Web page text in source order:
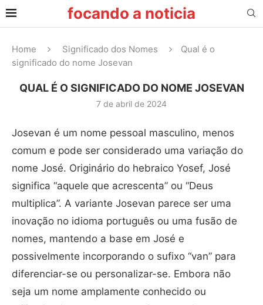
focando a noticia
Home Significado dos Nomes
Qual é o
significado do nome Josevan
QUAL É O SIGNIFICADO DO NOME JOSEVAN
7 de abril de 2024
Josevan é um nome pessoal masculino, menos
comum e pode ser considerado uma variação do
nome José. Originário do hebraico Yosef, José
significa “aquele que acrescenta” ou “Deus
multiplica”. A variante Josevan parece ser uma
inovação no idioma português ou uma fusão de
nomes, mantendo a base em José e
possivelmente incorporando o sufixo “van” para
diferenciar-se ou personalizar-se. Embora não
seja um nome amplamente conhecido ou